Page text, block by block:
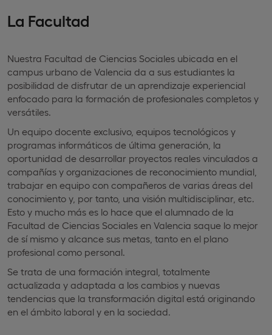
La Facultad
Nuestra Facultad de Ciencias Sociales ubicada en el
campus urbano de Valencia da a sus estudiantes la
posibilidad de disfrutar de un aprendizaje experiencial
enfocado para la formación de profesionales completos y
versátiles.
Un equipo docente exclusivo, equipos tecnológicos y
programas informáticos de última generación, la
oportunidad de desarrollar proyectos reales vinculados a
compañías y organizaciones de reconocimiento mundial,
trabajar en equipo con compañeros de varias áreas del
conocimiento y, por tanto, una visión multidisciplinar, etc.
Esto y mucho más es lo hace que el alumnado de la
Facultad de Ciencias Sociales en Valencia saque lo mejor
de sí mismo y alcance sus metas, tanto en el plano
profesional como personal.
Se trata de una formación integral, totalmente
actualizada y adaptada a los cambios y nuevas
tendencias que la transformación digital está originando
en el ámbito laboral y en la sociedad.